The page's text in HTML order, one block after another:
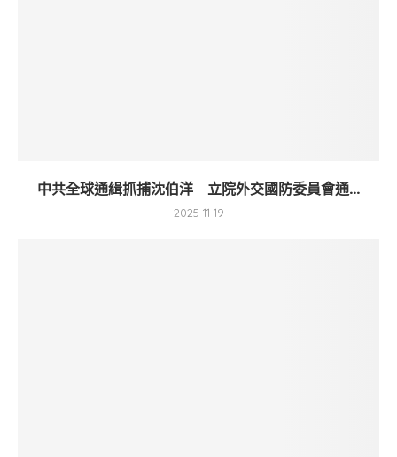
中共全球通緝抓捕沈伯洋 立院外交國防委員會通...
2025-11-19